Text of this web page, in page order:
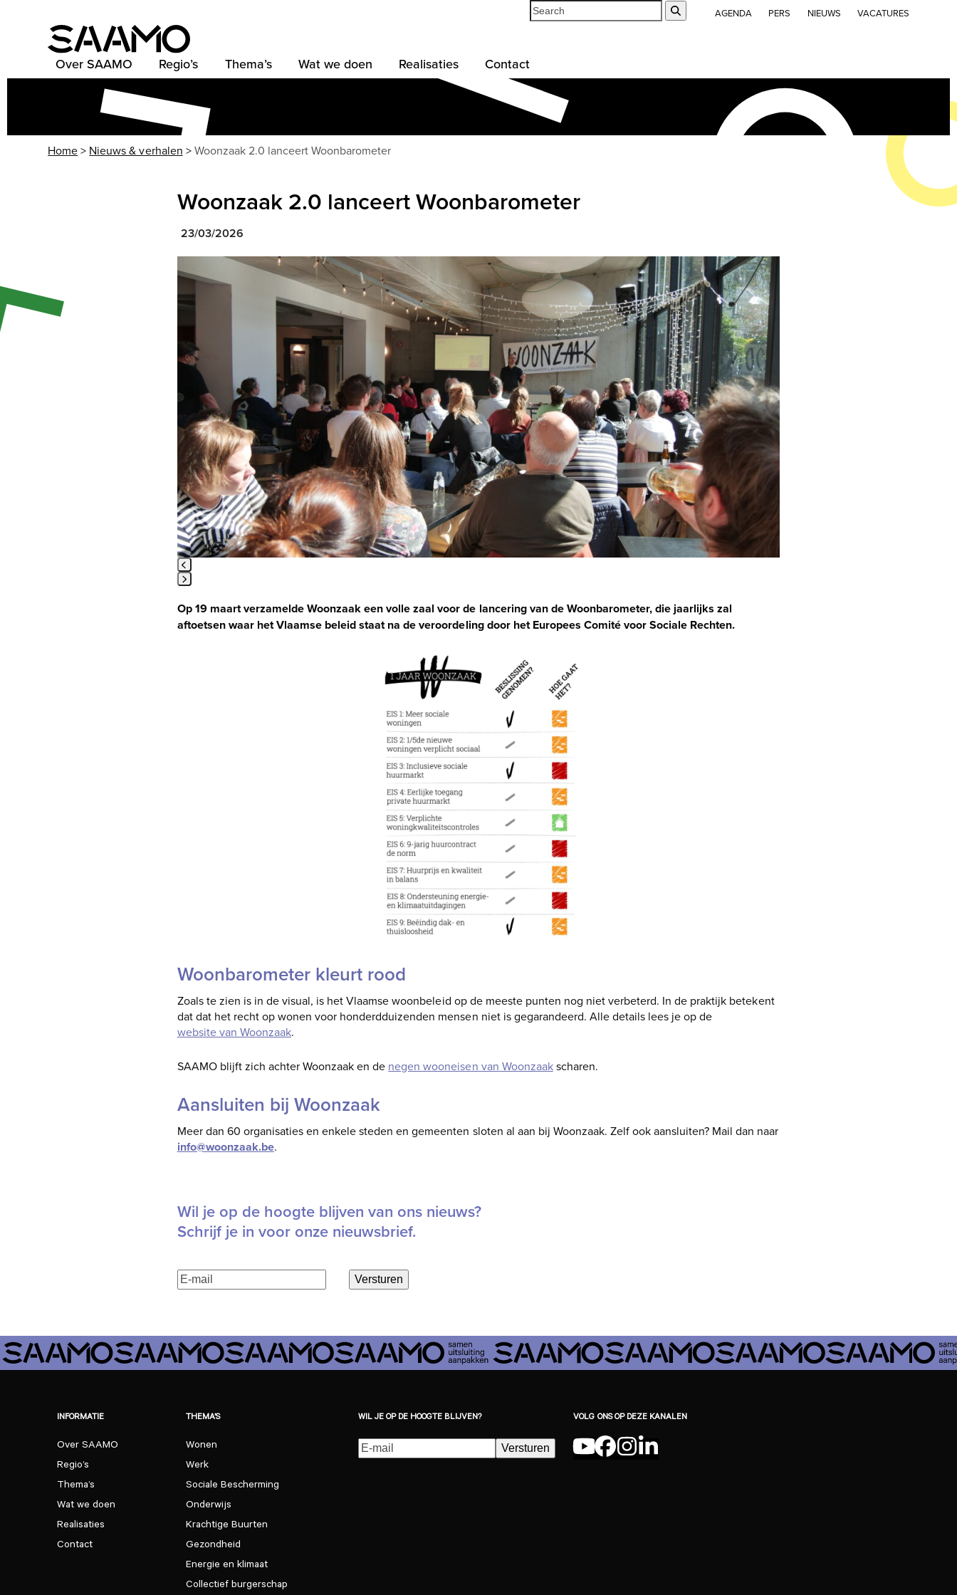
AGENDA PERS NIEUWS VACATURES
Search
Over SAAMO Regio’s Thema’s Wat we doen Realisaties Contact
Home> Nieuws & verhalen >Woonzaak 2.0 lanceert Woonbarometer
Woonzaak 2.0 lanceert Woonbarometer
23/03/2026
the
left
right
arrow
keys
access
the
carousel
navigation
buttons
escape
to
Op 19 maart verzamelde Woonzaak een volle zaal voor de lancering van de Woonbarometer, die jaarlijks zal
aftoetsen waar het Vlaamse beleid staat na de veroordeling door het Europees Comité voor Sociale Rechten.
Woonbarometer kleurt rood
Zoals te zien is in de visual, is het Vlaamse woonbeleid op de meeste punten nog niet verbeterd. In de praktijk betekent
dat dat het recht op wonen voor honderdduizenden mensen niet is gegarandeerd. Alle details lees je op de
website van Woonzaak.
SAAMO blijft zich achter Woonzaak en de negen wooneisen van Woonzaakscharen.
Aansluiten bij Woonzaak
Meer dan 60 organisaties en enkele steden en gemeenten sloten al aan bij Woonzaak. Zelf ook aansluiten? Mail dan naar
info@woonzaak.be.
Wil je op de hoogte blijven van ons nieuws?
Schrijf je in voor onze nieuwsbrief.
E-
mailadres(Vereist)
Versturen
INFORMATIE
Over SAAMO
Regio’s
Thema’s
Wat we doen
Realisaties
Contact
THEMA’S
Wonen
Werk
Sociale Bescherming
Onderwijs
Krachtige Buurten
Gezondheid
Energie en klimaat
Collectief burgerschap
WIL JE OP DE HOOGTE BLIJVEN?
E-
mailadres(Vereist)
Versturen
VOLG ONS OP DEZE KANALEN
YouTube
Facebook
Instagram
LinkedIn